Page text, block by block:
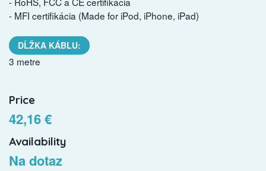
- MFI certifikácia (Made for iPod, iPhone, iPad)
DĹŽKA KÁBLU:
3 metre
Price
42,16 €
Availability
Na dotaz